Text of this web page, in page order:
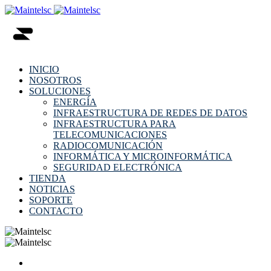
INICIO
NOSOTROS
SOLUCIONES
ENERGÍA
INFRAESTRUCTURA DE REDES DE DATOS
INFRAESTRUCTURA PARA
TELECOMUNICACIONES
RADIOCOMUNICACIÓN
INFORMÁTICA Y MICROINFORMÁTICA
SEGURIDAD ELECTRÓNICA
TIENDA
NOTICIAS
SOPORTE
CONTACTO